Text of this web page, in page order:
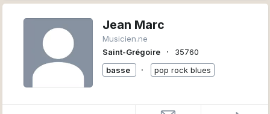
Jean Marc
Musicien.ne
Saint-Grégoire
∙
35760
basse
∙ pop rock blues